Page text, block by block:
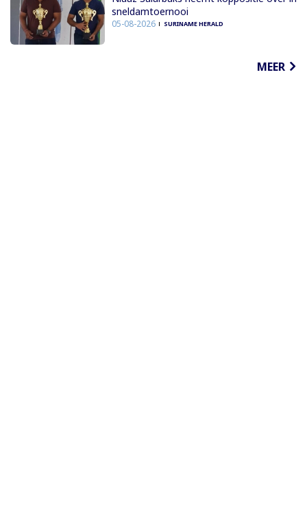
sneldamtoernooi
05-08-2026 SURINAME HERALD
MEER